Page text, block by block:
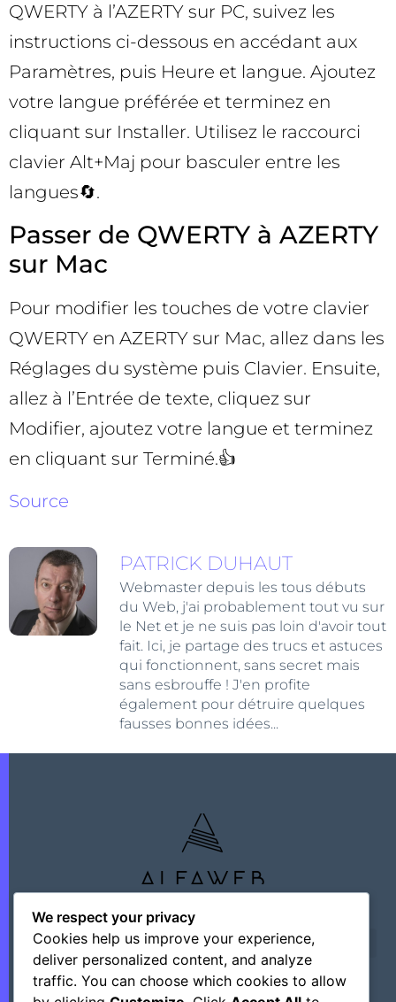
QWERTY à l’AZERTY sur PC, suivez les
instructions ci-dessous en accédant aux
Paramètres, puis Heure et langue. Ajoutez
votre langue préférée et terminez en
cliquant sur Installer. Utilisez le raccourci
clavier Alt+Maj pour basculer entre les
langues🔄.
Passer de QWERTY à AZERTY
sur Mac
Pour modifier les touches de votre clavier
QWERTY en AZERTY sur Mac, allez dans les
Réglages du système puis Clavier. Ensuite,
allez à l’Entrée de texte, cliquez sur
Modifier, ajoutez votre langue et terminez
en cliquant sur Terminé.👍
Source
PATRICK DUHAUT
Webmaster depuis les tous débuts
du Web, j'ai probablement tout vu sur
le Net et je ne suis pas loin d'avoir tout
fait. Ici, je partage des trucs et astuces
qui fonctionnent, sans secret mais
sans esbrouffe ! J'en profite
également pour détruire quelques
fausses bonnes idées...
We respect your privacy
Cookies help us improve your experience,
deliver personalized content, and analyze
traffic. You can choose which cookies to allow